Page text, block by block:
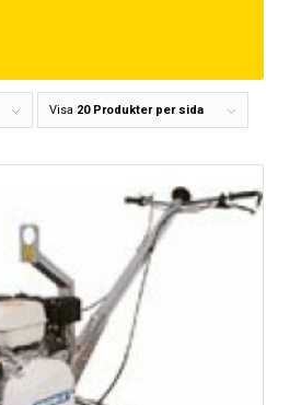
Visa 20 Produkter per sida